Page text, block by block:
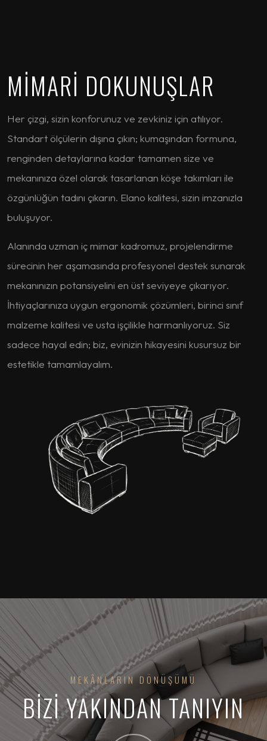
MİMARİ DOKUNUŞLAR
Her çizgi, sizin konforunuz ve zevkiniz için atılıyor.
Standart ölçülerin dışına çıkın; kumaşından formuna,
renginden detaylarına kadar tamamen size ve
mekanınıza özel olarak tasarlanan köşe takımları ile
özgünlüğün tadını çıkarın. Elano kalitesi, sizin imzanızla
buluşuyor.
Alanında uzman iç mimar kadromuz, projelendirme
sürecinin her aşamasında profesyonel destek sunarak
mekanınızın potansiyelini en üst seviyeye çıkarıyor.
İhtiyaçlarınıza uygun ergonomik çözümleri, birinci sınıf
malzeme kalitesi ve usta işçilikle harmanlıyoruz. Siz
sadece hayal edin; biz, evinizin hikayesini kusursuz bir
estetikle tamamlayalım.
MEKÂNLARIN DÖNÜŞÜMÜ
BİZİ YAKINDAN TANIYIN